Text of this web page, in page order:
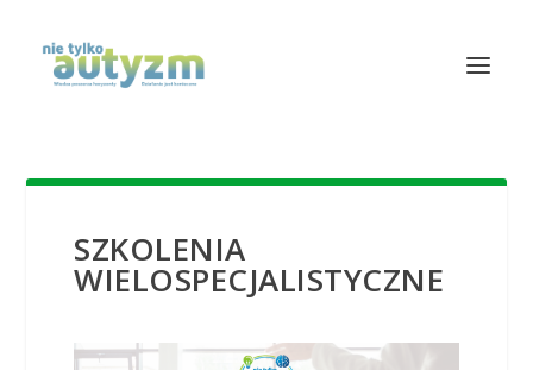
SZKOLENIA
WIELOSPECJALISTYCZNE